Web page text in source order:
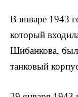
В январе 1943
который
Шибанкова, был
танковый